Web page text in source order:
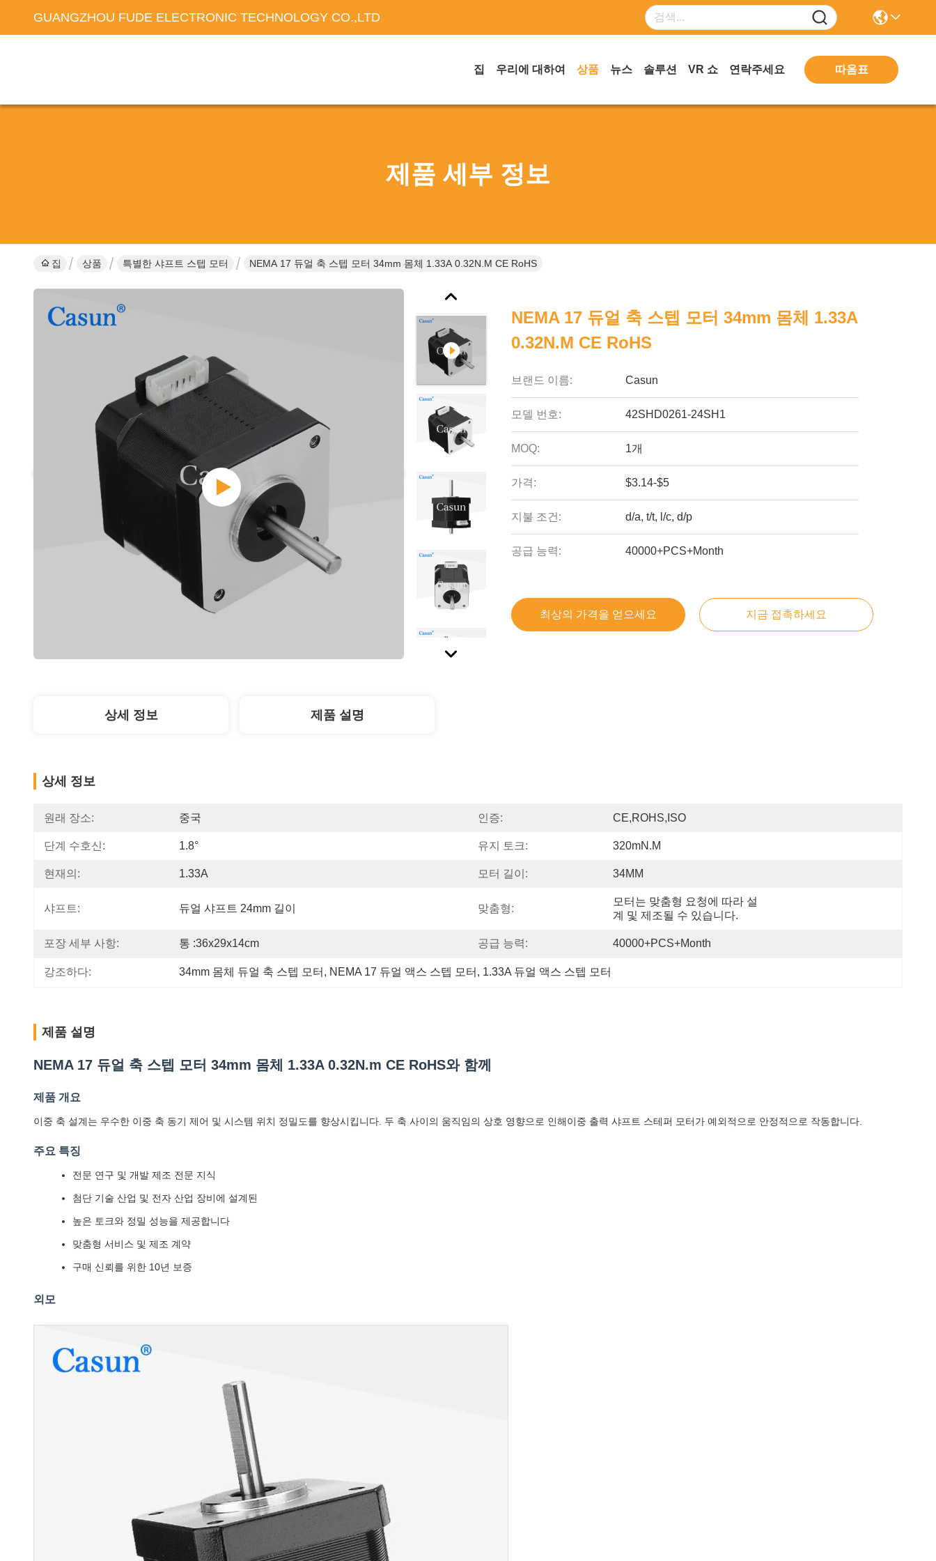
GUANGZHOU FUDE ELECTRONIC TECHNOLOGY CO.,LTD
집 우리에 대하여 상품 뉴스 솔루션 VR 쇼 연락주세요 따옴표
제품 세부 정보
집 상품 특별한 샤프트 스텝 모터 NEMA 17 듀얼 축 스텝 모터 34mm 몸체 1.33A 0.32N.m CE RoHS
NEMA 17 듀얼 축 스텝 모터 34mm 몸체 1.33A
0.32N.m CE RoHS
브랜드 이름: Casun
모델 번호: 42SHD0261-24SH1
MOQ: 1개
가격: $3.14-$5
지불 조건: d/a, t/t, l/c, d/p
공급 능력: 40000+PCS+Month
최상의 가격을 얻으세요 지금 접촉하세요
상세 정보 제품 설명
상세 정보
원래 장소: 중국 인증: CE,ROHS,ISO
단계 수호신: 1.8° 유지 토크: 320mN.m
현재의: 1.33A 모터 길이: 34MM
샤프트: 듀얼 샤프트 24mm 길이 맞춤형:
모터는 맞춤형 요청에 따라 설
계 및 제조될 수 있습니다.
포장 세부 사항: 통 :36x29x14cm 공급 능력: 40000+PCS+Month
강조하다: 34mm 몸체 듀얼 축 스텝 모터 , NEMA 17 듀얼 액스 스텝 모터 , 1.33A 듀얼 액스 스텝 모터
제품 설명
NEMA 17 듀얼 축 스텝 모터 34mm 몸체 1.33A 0.32N.m CE RoHS와 함께
제품 개요
이중 축 설계는 우수한 이중 축 동기 제어 및 시스템 위치 정밀도를 향상시킵니다. 두 축 사이의 움직임의 상호 영향으로 인해이중 출력 샤프트 스테퍼 모터가 예외적으로 안정적으로 작동합니다.
주요 특징
전문 연구 및 개발 제조 전문 지식
첨단 기술 산업 및 전자 산업 장비에 설계된
높은 토크와 정밀 성능을 제공합니다
맞춤형 서비스 및 제조 계약
구매 신뢰를 위한 10년 보증
외모